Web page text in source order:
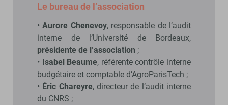
Le bureau de l’association
•Aurore Chenevoy, responsable de l’audit
interne de l’Université de Bordeaux,
présidente de l’association ;
• Isabel Beaume, référente contrôle interne
budgétaire et comptable d’AgroParisTech ;
• Éric Chareyre, directeur de l’audit interne
du CNRS ;